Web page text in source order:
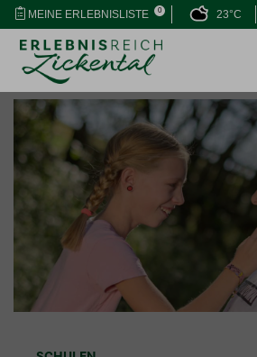
MEINE ERLEBNISLISTE 0 23°C